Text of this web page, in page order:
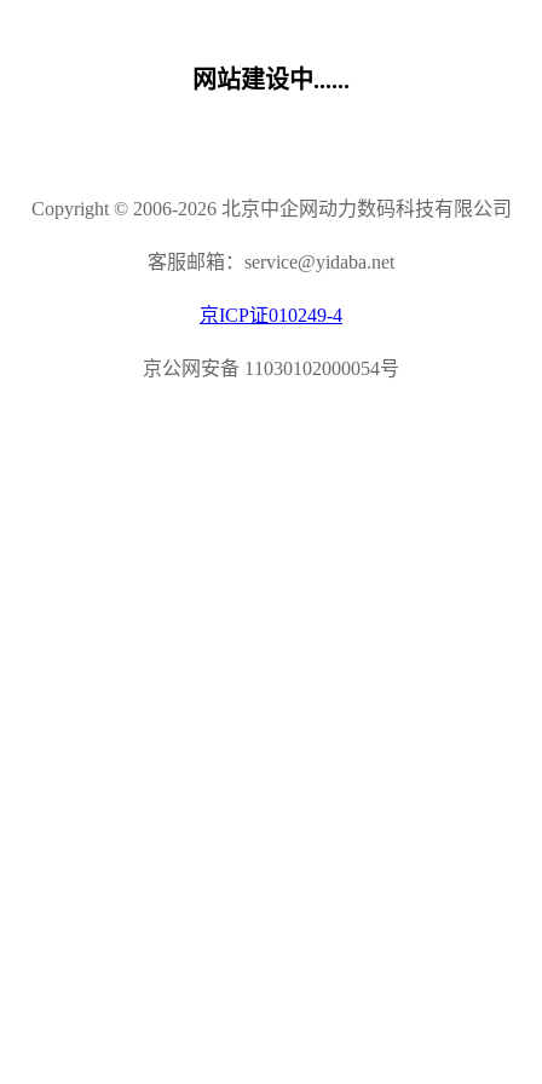
网站建设中......
Copyright © 2006-2026 北京中企网动力数码科技有限公司
客服邮箱：service@yidaba.net
京ICP证010249-4
京公网安备 11030102000054号